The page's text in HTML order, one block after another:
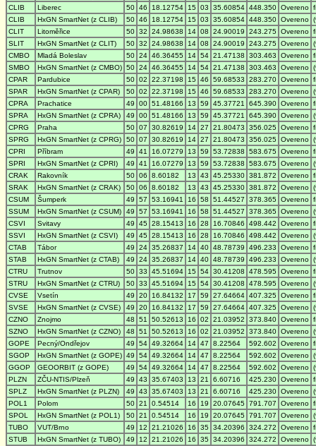
CLIB
Liberec 50 46 18.12754 15 03 35.60854 448.350 Overeno
CLIB
HxGN SmartNet (z CLIB) 50 46 18.12754 15 03 35.60854 448.350 Overeno
CLIT
Litoměřice 50 32 24.98638 14 08 24.90019 243.275 Overeno
SLIT
HxGN SmartNet (z CLIT) 50 32 24.98638 14 08 24.90019 243.275 Overeno
CMBO
Mladá Boleslav 50 24 46.36455 14 54 21.47138 303.463 Overeno
SMBO
HxGN SmartNet (z CMBO) 50 24 46.36455 14 54 21.47138 303.463 Overeno
CPAR
Pardubice 50 02 22.37198 15 46 59.68533 283.270 Overeno
SPAR
HxGN SmartNet (z CPAR) 50 02 22.37198 15 46 59.68533 283.270 Overeno
CPRA
Prachatice 49 00 51.48166 13 59 45.37721 645.390 Overeno
SPRA
HxGN SmartNet (z CPRA) 49 00 51.48166 13 59 45.37721 645.390 Overeno
CPRG
Praha 50 07 30.82619 14 27 21.80473 356.025 Overeno
SPRG
HxGN SmartNet (z CPRG) 50 07 30.82619 14 27 21.80473 356.025 Overeno
CPRI
Příbram 49 41 16.07279 13 59 53.72838 583.675 Overeno
SPRI
HxGN SmartNet (z CPRI) 49 41 16.07279 13 59 53.72838 583.675 Overeno
CRAK
Rakovník 50 06 8.60182 13 43 45.25330 381.872 Overeno
SRAK
HxGN SmartNet (z CRAK) 50 06 8.60182 13 43 45.25330 381.872 Overeno
CSUM
Šumperk 49 57 53.16941 16 58 51.44527 378.365 Overeno
SSUM
HxGN SmartNet (z CSUM) 49 57 53.16941 16 58 51.44527 378.365 Overeno
CSVI
Svitavy 49 45 28.15413 16 28 16.70846 498.442 Overeno
SSVI
HxGN SmartNet (z CSVI) 49 45 28.15413 16 28 16.70846 498.442 Overeno
CTAB
Tábor 49 24 35.26837 14 40 48.78739 496.233 Overeno
STAB
HxGN SmartNet (z CTAB) 49 24 35.26837 14 40 48.78739 496.233 Overeno
CTRU
Trutnov 50 33 45.51694 15 54 30.41208 478.595 Overeno
STRU
HxGN SmartNet (z CTRU) 50 33 45.51694 15 54 30.41208 478.595 Overeno
CVSE
Vsetín 49 20 16.84132 17 59 27.64664 407.325 Overeno
SVSE
HxGN SmartNet (z CVSE) 49 20 16.84132 17 59 27.64664 407.325 Overeno
CZNO
Znojmo 48 51 50.52613 16 02 21.03952 373.840 Overeno
SZNO
HxGN SmartNet (z CZNO) 48 51 50.52613 16 02 21.03952 373.840 Overeno
GOPE
Pecný/Ondřejov 49 54 49.32664 14 47 8.22564 592.602 Overeno
SGOP
HxGN SmartNet (z GOPE) 49 54 49.32664 14 47 8.22564 592.602 Overeno
GGOP
GEOORBIT (z GOPE) 49 54 49.32664 14 47 8.22564 592.602 Overeno
PLZN
ZČU-NTIS/Plzeň 49 43 35.67403 13 21 6.60716 425.230 Overeno
SPLZ
HxGN SmartNet (z PLZN) 49 43 35.67403 13 21 6.60716 425.230 Overeno
POL1
Polom 50 21 0.54514 16 19 20.07645 791.707 Overeno
SPOL
HxGN SmartNet (z POL1) 50 21 0.54514 16 19 20.07645 791.707 Overeno
TUBO
VUT/Brno 49 12 21.21026 16 35 34.20396 324.272 Overeno
STUB
HxGN SmartNet (z TUBO) 49 12 21.21026 16 35 34.20396 324.272 Overeno